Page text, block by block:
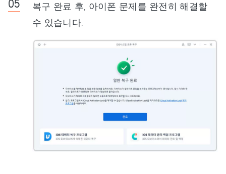
복구 완료 후, 아이폰 문제를 완전히 해결할
수 있습니다.